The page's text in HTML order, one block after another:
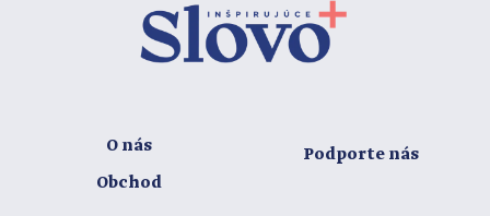
O nás
Obchod
Podporte nás